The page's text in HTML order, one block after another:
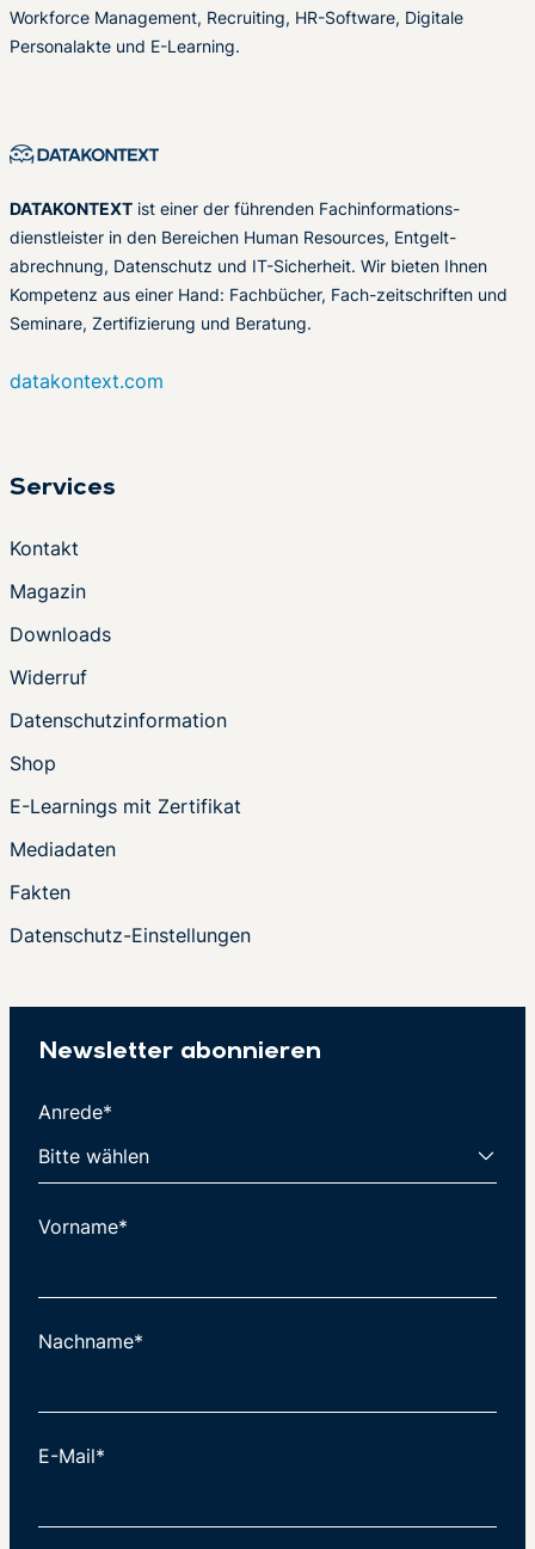
Workforce Management, Recruiting, HR-Software, Digitale
Personalakte und E-Learning.
DATAKONTEXT ist einer der führenden Fachinformations-
dienstleister in den Bereichen Human Resources, Entgelt-
abrechnung, Datenschutz und IT-Sicherheit. Wir bieten Ihnen
Kompetenz aus einer Hand: Fachbücher, Fach-zeitschriften und
Seminare, Zertifizierung und Beratung.
datakontext.com
Services
Kontakt
Magazin
Downloads
Widerruf
Datenschutzinformation
Shop
E-Learnings mit Zertifikat
Mediadaten
Fakten
Datenschutz-Einstellungen
Newsletter abonnieren
Anrede*
Vorname*
Nachname*
E-Mail*